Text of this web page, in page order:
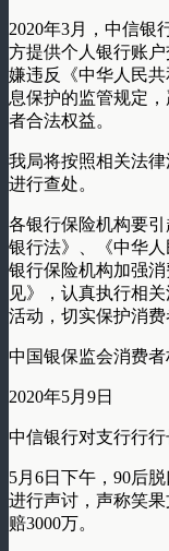
2020年3月，中信银
方提供个人银行账
嫌违反《中华人民
息保护的监管规定
者合法权益。
我局将按照相关法
进行查处。
各银行保险机构要
银行法》、《中华
银行保险机构加强
见》，认真执行相
活动，切实保护消费
中国银保监会消费
2020年5月9日
中信银行对支行行
5月6日下午，90后
进行声讨，声称笑
赔3000万。